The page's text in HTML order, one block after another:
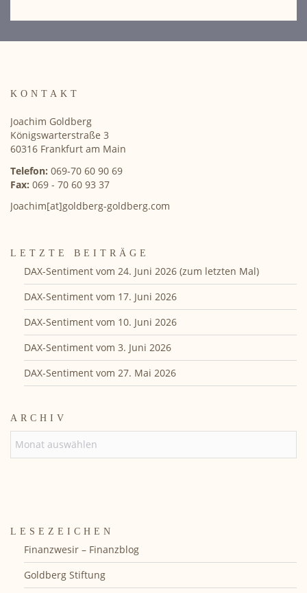
KONTAKT
Joachim Goldberg
Königswarterstraße 3
60316 Frankfurt am Main
Telefon: 069-70 60 90 69
Fax: 069 - 70 60 93 37
Joachim[at]goldberg-goldberg.com
LETZTE BEITRÄGE
DAX-Sentiment vom 24. Juni 2026 (zum letzten Mal)
DAX-Sentiment vom 17. Juni 2026
DAX-Sentiment vom 10. Juni 2026
DAX-Sentiment vom 3. Juni 2026
DAX-Sentiment vom 27. Mai 2026
ARCHIV
LESEZEICHEN
Finanzwesir – Finanzblog
Goldberg Stiftung